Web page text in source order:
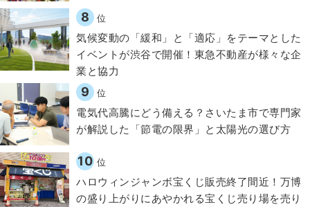
8 位
気候変動の「緩和」と「適応」をテーマとした
イベントが渋谷で開催！東急不動産が様々な企
業と協力
9 位
電気代高騰にどう備える？さいたま市で専門家
が解説した「節電の限界」と太陽光の選び方
10 位
ハロウィンジャンボ宝くじ販売終了間近！万博
の盛り上がりにあやかれる宝くじ売り場を売り